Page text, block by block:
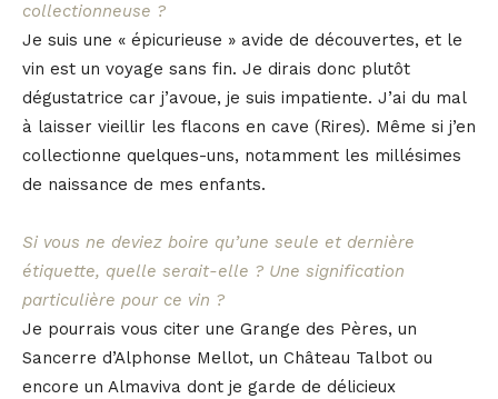
collectionneuse ?
Je suis une « épicurieuse » avide de découvertes, et le
vin est un voyage sans fin. Je dirais donc plutôt
dégustatrice car j’avoue, je suis impatiente. J’ai du mal
à laisser vieillir les flacons en cave (Rires). Même si j’en
collectionne quelques-uns, notamment les millésimes
de naissance de mes enfants.
Si vous ne deviez boire qu’une seule et dernière
étiquette, quelle serait-elle ? Une signification
particulière pour ce vin ?
Je pourrais vous citer une Grange des Pères, un
Sancerre d’Alphonse Mellot, un Château Talbot ou
encore un Almaviva dont je garde de délicieux